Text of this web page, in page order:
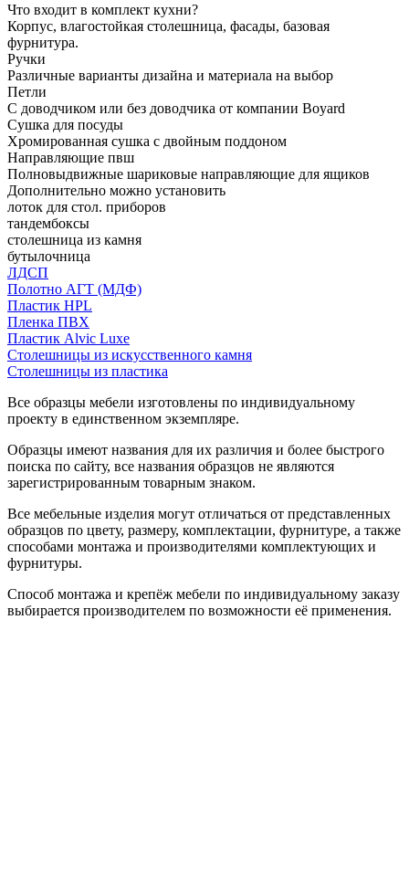
Что входит в комплект кухни?
Корпус, влагостойкая столешница, фасады, базовая
фурнитура.
Ручки
Различные варианты дизайна и материала на выбор
Петли
С доводчиком или без доводчика от компании Boyard
Сушка для посуды
Хромированная сушка с двойным поддоном
Направляющие пвш
Полновыдвижные шариковые направляющие для ящиков
Дополнительно можно установить
лоток для стол. приборов
тандембоксы
столешница из камня
бутылочница
ЛДСП
Полотно АГТ (МДФ)
Пластик HPL
Пленка ПВХ
Пластик Alvic Luxe
Столешницы из искусственного камня
Столешницы из пластика
Все образцы мебели изготовлены по индивидуальному
проекту в единственном экземпляре.
Образцы имеют названия для их различия и более быстрого
поиска по сайту, все названия образцов не являются
зарегистрированным товарным знаком.
Все мебельные изделия могут отличаться от представленных
образцов по цвету, размеру, комплектации, фурнитуре, а также
способами монтажа и производителями комплектующих и
фурнитуры.
Способ монтажа и крепёж мебели по индивидуальному заказу
выбирается производителем по возможности её применения.